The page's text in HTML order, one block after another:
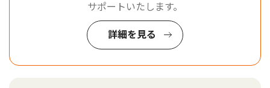
サポートいたします。
詳細を見る